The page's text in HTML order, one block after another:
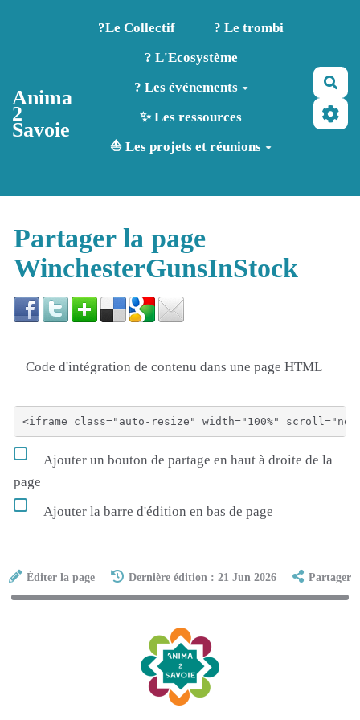
Aller au contenu principal
Anima
2
Savoie
?️Le Collectif
? Le trombi
? L'Ecosystème
? Les événements
✨ Les ressources
⛵ Les projets et réunions
Partager la page
WinchesterGunsInStock
Code d'intégration de contenu dans une page HTML
Ajouter un bouton de partage en haut à droite de la
page
Ajouter la barre d'édition en bas de page
Éditer la page Dernière édition : 21 Jun 2026 Partager